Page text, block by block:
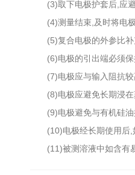
(3)取下电极护套后,应避
(4)测量结束,及时将电极
(5)复合电极的外参比补
(6)电极的引出端必须保
(7)电极应与输入阻抗较
(8)电极应避免长期浸在
(9)电极避免与有机硅油
(10)电极经长期使用后,如
(11)被测溶液中如含有易